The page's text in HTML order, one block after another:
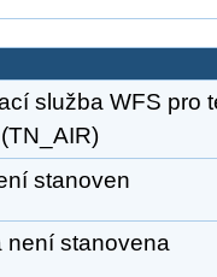
služba WFS pro
stanoven
není stanovena